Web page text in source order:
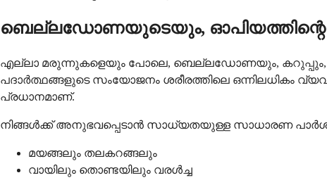
ബെല്ലഡോണയുടെയും,
എല്ലാ മരുന്നുകളെയും പോലെ, ബെല്ലഡോണയും, കറുപ്പും,
പദാർത്ഥങ്ങളുടെ സംയോജനം ശരീരത്തിലെ ഒന്നിലധികം
പ്രധാനമാണ്.
നിങ്ങൾക്ക് അനുഭവപ്പെടാൻ സാധ്യതയുള്ള സാധാരണ
മയങ്ങലും തലകറങ്ങലും
വായിലും തൊണ്ടയിലും വരൾച്ച